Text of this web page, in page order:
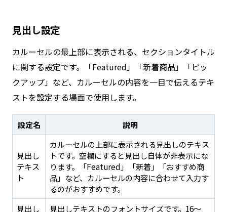
見出し設定
カルーセルの最上部に表示される、セクションタイトル
に関する設定です。「Featured」「新着商品」「ピッ
クアップ」など、カルーセルの内容を一目で伝えるテキ
ストを設定する場面で使用します。
設定名 説明
見出し
テキス
ト
カルーセルの上部に表示される見出しのテキス
トです。空欄にすると見出し自体が非表示にな
ります。「Featured」「新着」「おすすめ商
品」など、カルーセルの内容に合わせて入力す
るのがおすすめです。
見出し
見出しテキストのフォントサイズです。16〜